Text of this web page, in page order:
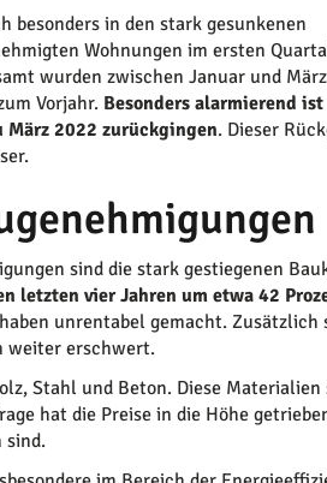
besonders in den stark gesunkenen
Wohnungen im ersten
wurden zwischen Januar und
Vorjahr. Besonders alarmierend
März 2022 zurückgingen. Dieser
sind die stark gestiegenen
letzten vier Jahren um etwa 42
unrentabel gemacht. Zusätzlich
weiter erschwert.
Stahl und Beton. Diese
hat die Preise in die Höhe
sind.